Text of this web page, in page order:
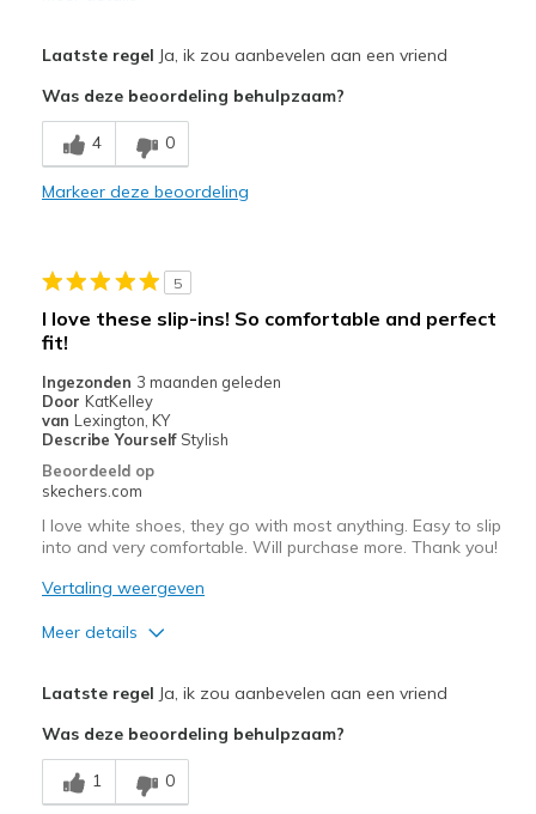
Comfortable
Durable
Wash beautifully; I air dry them
Minpunten
THAT I DON'T HAVE 2 PAIRS!
Beste toepassingen
Casual Wear
Going Out
Sizing
Feels true to size
View On Shoes
Laatste regel Ja, ik zou aanbevelen aan een vriend
Was deze beoordeling behulpzaam?
4 0
Markeer deze beoordeling
5
I love these slip-ins! So comfortable and perfect
fit!
Ingezonden 3 maanden geleden
Door KatKelley
van Lexington, KY
Describe Yourself Stylish
Beoordeeld op
skechers.com
I love white shoes, they go with most anything. Easy to slip
into and very comfortable. Will purchase more. Thank you!
Vertaling weergeven
Meer details
Comfortable
Stylish
Laatste regel Ja, ik zou aanbevelen aan een vriend
Was deze beoordeling behulpzaam?
1 0